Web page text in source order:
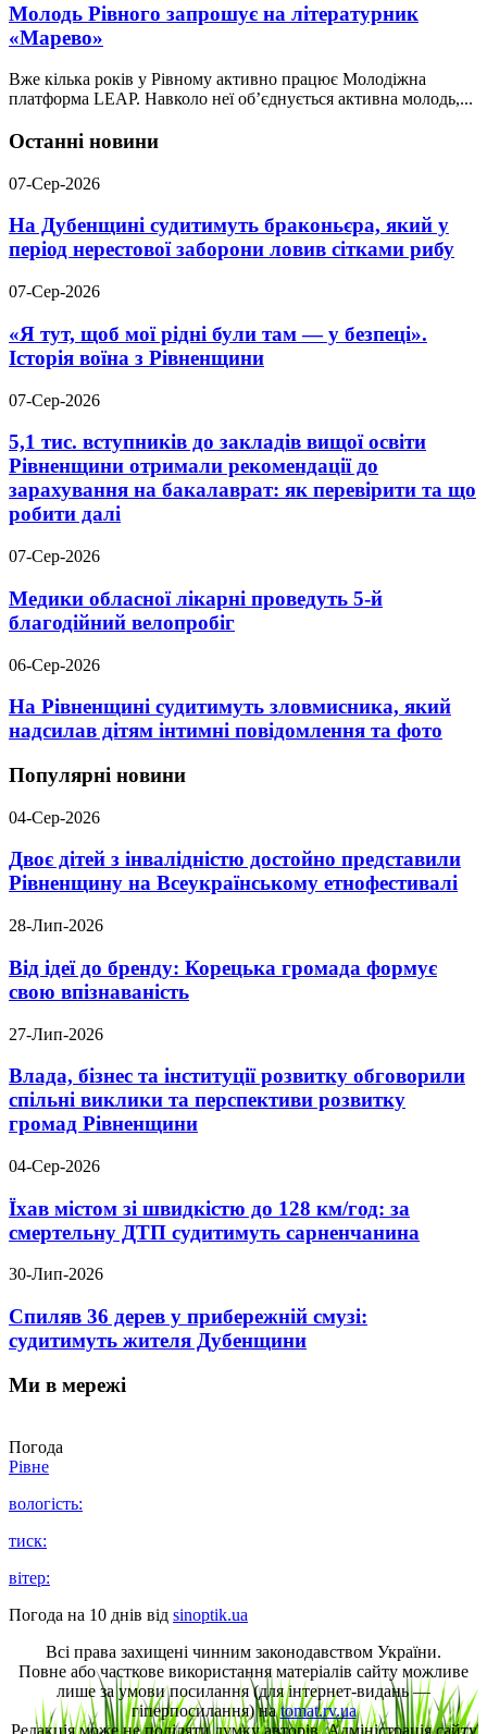
Молодь Рівного запрошує на літературник
«Марево»
Вже кілька років у Рівному активно працює Молодіжна
платформа LEAP. Навколо неї об’єднується активна молодь,...
Останні новини
07-Сер-2026
На Дубенщині судитимуть браконьєра, який у
період нерестової заборони ловив сітками рибу
07-Сер-2026
«Я тут, щоб мої рідні були там — у безпеці».
Історія воїна з Рівненщини
07-Сер-2026
5,1 тис. вступників до закладів вищої освіти
Рівненщини отримали рекомендації до
зарахування на бакалаврат: як перевірити та що
робити далі
07-Сер-2026
Медики обласної лікарні проведуть 5-й
благодійний велопробіг
06-Сер-2026
На Рівненщині судитимуть зловмисника, який
надсилав дітям інтимні повідомлення та фото
Популярні новини
04-Сер-2026
Двоє дітей з інвалідністю достойно представили
Рівненщину на Всеукраїнському етнофестивалі
28-Лип-2026
Від ідеї до бренду: Корецька громада формує
свою впізнаваність
27-Лип-2026
Влада, бізнес та інституції розвитку обговорили
спільні виклики та перспективи розвитку
громад Рівненщини
04-Сер-2026
Їхав містом зі швидкістю до 128 км/год: за
смертельну ДТП судитимуть сарненчанина
30-Лип-2026
Спиляв 36 дерев у прибережній смузі:
судитимуть жителя Дубенщини
Ми в мережі
Погода
Рівне
вологість:
тиск:
вітер:
Погода на 10 днів від sinoptik.ua
Всі права захищені чинним законодавством України.
Повне або часткове використання матеріалів сайту можливе
лише за умови посилання (для інтернет-видань —
гіперпосилання) наtomat.rv.ua
Редакція може не поділяти думку авторів. Адміністрація сайту